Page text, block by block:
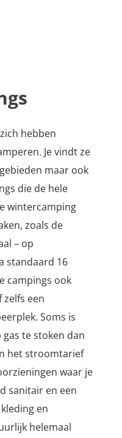
hebben
Je vindt ze
maar ook
die de hele
wintercamping
zoals de
– op
standaard 16
campings ook
een
Soms is
te stoken dan
het stroomtarief
waar je
sanitair en een
en
helemaal